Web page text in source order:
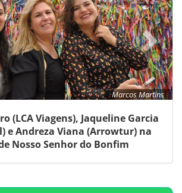
Marcos Martins
(LCA Viagens), Jaqueline Garcia
e Andreza Viana (Arrowtur) na
Nosso Senhor do Bonfim